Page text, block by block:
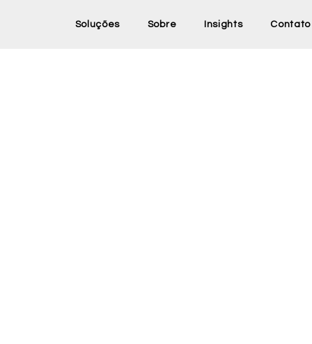
Soluções Sobre Insights Contato